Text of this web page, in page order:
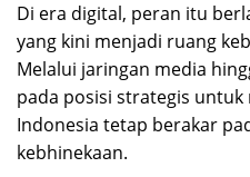
Di era digital, peran itu
yang kini menjadi ruang
Melalui jaringan media
pada posisi strategis
Indonesia tetap berakar
kebhinekaan.